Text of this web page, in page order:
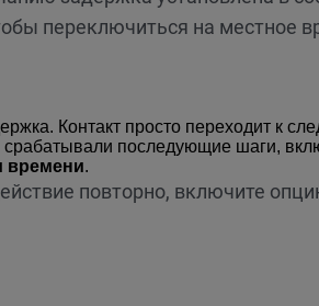
переключиться на местное
Контакт просто переходит к
срабатывали последующие шаги,
времени.
повторно, включите